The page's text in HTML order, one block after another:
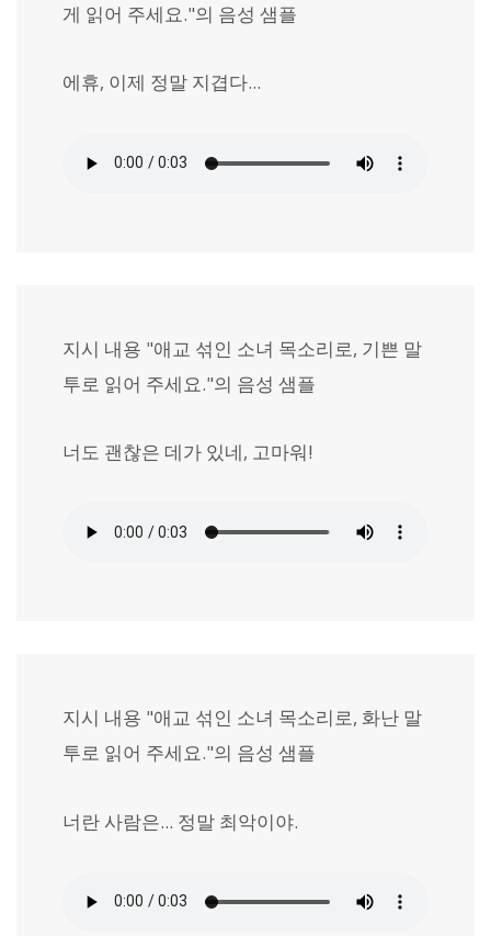
게 읽어 주세요."의 음성 샘플
에휴, 이제 정말 지겹다...
지시 내용 "애교 섞인 소녀 목소리로, 기쁜 말
투로 읽어 주세요."의 음성 샘플
너도 괜찮은 데가 있네, 고마워!
지시 내용 "애교 섞인 소녀 목소리로, 화난 말
투로 읽어 주세요."의 음성 샘플
너란 사람은... 정말 최악이야.